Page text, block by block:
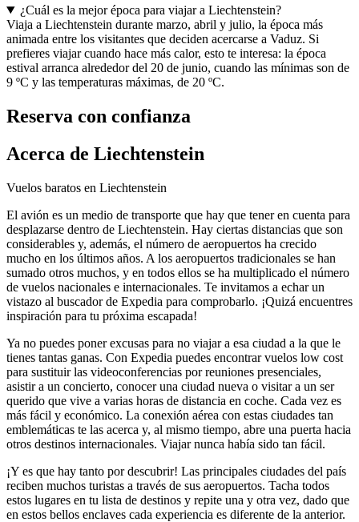
¿Cuál es la mejor época para viajar a Liechtenstein?
Viaja a Liechtenstein durante marzo, abril y julio, la época más
animada entre los visitantes que deciden acercarse a Vaduz. Si
prefieres viajar cuando hace más calor, esto te interesa: la época
estival arranca alrededor del 20 de junio, cuando las mínimas son de
9 ºC y las temperaturas máximas, de 20 ºC.
Reserva con confianza
Acerca de Liechtenstein
Vuelos baratos en Liechtenstein
El avión es un medio de transporte que hay que tener en cuenta para
desplazarse dentro de Liechtenstein. Hay ciertas distancias que son
considerables y, además, el número de aeropuertos ha crecido
mucho en los últimos años. A los aeropuertos tradicionales se han
sumado otros muchos, y en todos ellos se ha multiplicado el número
de vuelos nacionales e internacionales. Te invitamos a echar un
vistazo al buscador de Expedia para comprobarlo. ¡Quizá encuentres
inspiración para tu próxima escapada!
Ya no puedes poner excusas para no viajar a esa ciudad a la que le
tienes tantas ganas. Con Expedia puedes encontrar vuelos low cost
para sustituir las videoconferencias por reuniones presenciales,
asistir a un concierto, conocer una ciudad nueva o visitar a un ser
querido que vive a varias horas de distancia en coche. Cada vez es
más fácil y económico. La conexión aérea con estas ciudades tan
emblemáticas te las acerca y, al mismo tiempo, abre una puerta hacia
otros destinos internacionales. Viajar nunca había sido tan fácil.
¡Y es que hay tanto por descubrir! Las principales ciudades del país
reciben muchos turistas a través de sus aeropuertos. Tacha todos
estos lugares en tu lista de destinos y repite una y otra vez, dado que
en estos bellos enclaves cada experiencia es diferente de la anterior.